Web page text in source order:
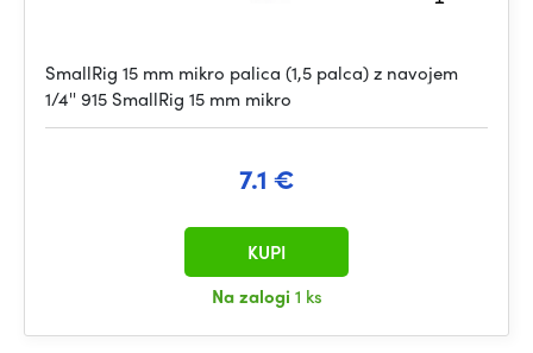
SmallRig 15 mm mikro palica (1,5 palca) z navojem
1/4'' 915 SmallRig 15 mm mikro
7.1 €
Na zalogi 1 ks
KUPI